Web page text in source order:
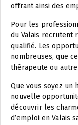
offrant ainsi des
Pour les
du Valais recrutent
qualifié. Les
nombreuses, que
thérapeute ou
Que vous soyez un
nouvelle
découvrir les
d’emploi en Valais